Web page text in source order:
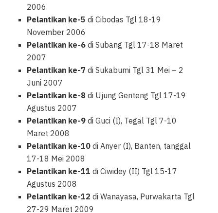
2006
Pelantikan ke-5 di Cibodas Tgl 18-19
November 2006
Pelantikan ke-6 di Subang Tgl 17-18 Maret
2007
Pelantikan ke-7 di Sukabumi Tgl 31 Mei – 2
Juni 2007
Pelantikan ke-8 di Ujung Genteng Tgl 17-19
Agustus 2007
Pelantikan ke-9 di Guci (I), Tegal Tgl 7-10
Maret 2008
Pelantikan ke-10 di Anyer (I), Banten, tanggal
17-18 Mei 2008
Pelantikan ke-11 di Ciwidey (II) Tgl 15-17
Agustus 2008
Pelantikan ke-12 di Wanayasa, Purwakarta Tgl
27-29 Maret 2009